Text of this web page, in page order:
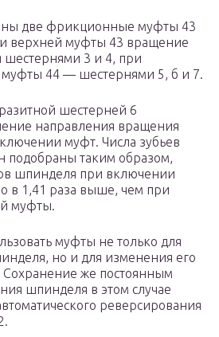
две фрикционные муфты 43
верхней муфты 43 вращение
шестернями 3 и 4, при
44 — шестернями 5, б и 7.
шестерней 6
направления вращения
муфт. Числа зубьев
подобраны таким образом,
шпинделя при включении
в 1,41 раза выше, чем при
муфты.
муфты не только для
но и для изменения его
же постоянным
шпинделя в этом случае
реверсирования